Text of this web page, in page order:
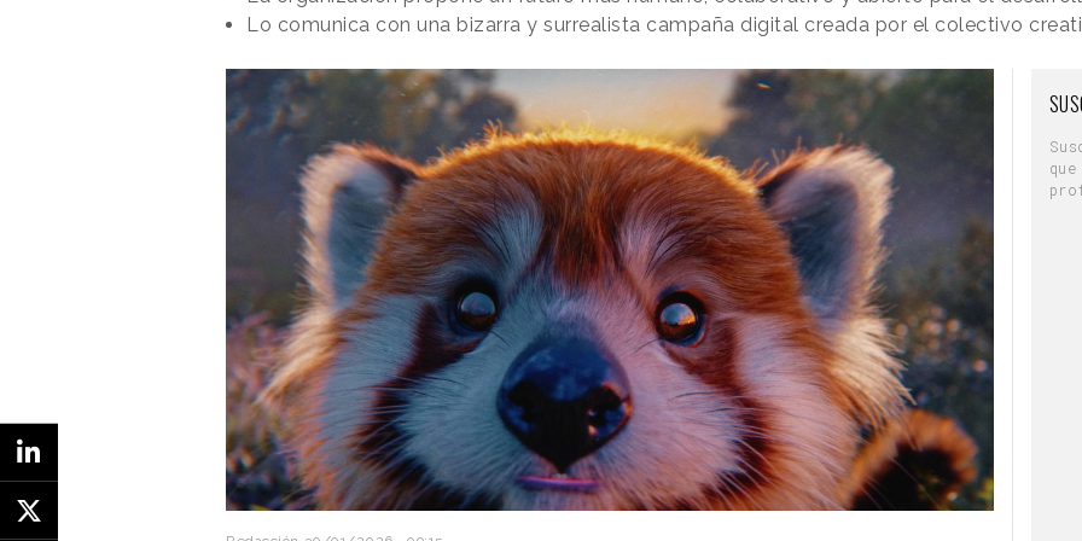
Durante décadas, Pepsi se ha comprometido a ser la marca de cola más
competitiva, pero seguimos demostrando que somos la número uno donde más
importa: el sabor ”, ha comentado Gustavo Reyna, Vicepresidente de Marketing de
Pepsi, en un comunicado. “
Con el toque inconfundible de Taika en el anuncio, nos
hemos embarcado en una misión, junto con nuestro nuevo y más peludo fan, para
mostrar la verdad universal de que Pepsi sabe mejor”.
“The Choice” es la propuesta de Pepsi para esta edición de la Super Bowl, que
Lo comunica con una bizarra y surrealista campaña digital creada por el colectivo